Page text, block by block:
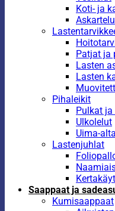
Koti- ja
Askartelu
Patjat ja
Lasten
Lasten
Pihaleikit
Pulkat
Ulkolelut
Uima-
Lastenjuhlat
Saappaat ja
Kumisaappaat